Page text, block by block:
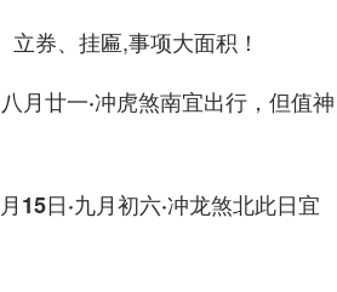
券、挂匾,事项大面积！
月廿一·冲虎煞南宜出行，但值神
15日·九月初六·冲龙煞北此日宜